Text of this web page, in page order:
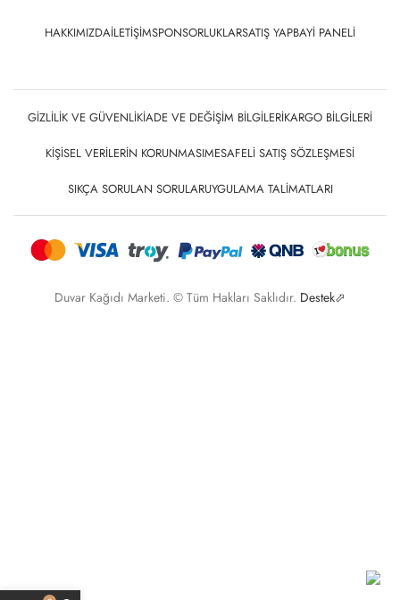
HAKKIMIZDAİLETIŞIMSPONSORLUKLARSATIŞ YAPBAYI PANELI
GIZLILIK VE GÜVENLIKİADE VE DEĞIŞIM BILGILERIKARGO BILGILERI
KIŞISEL VERILERIN KORUNMASIMESAFELI SATIŞ SÖZLEŞMESI
SIKÇA SORULAN SORULARUYGULAMA TALIMATLARI
Duvar Kağıdı Marketi. © Tüm Hakları Saklıdır. Destek⬀